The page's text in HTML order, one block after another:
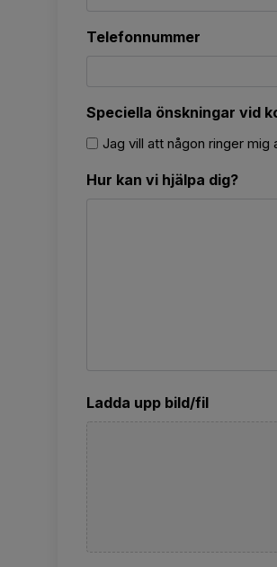
Telefonnummer
Speciella önskningar vid
Jag vill att någon ringer mig
Hur kan vi hjälpa dig?
Ladda upp bild/fil